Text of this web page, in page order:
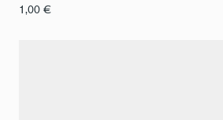
1,00 €